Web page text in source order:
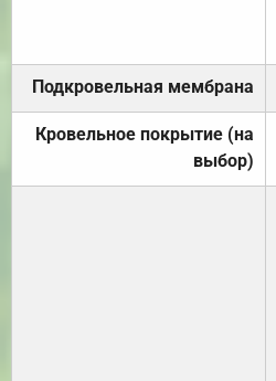
Подкровельная мембрана
Кровельное покрытие (на
выбор)